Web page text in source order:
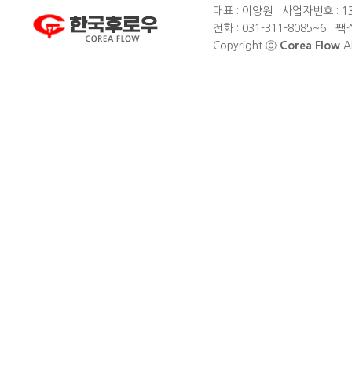
대표 : 이양원 사업자번호 :
전화 : 031-311-8085~6 팩
Copyright ⓒ Corea Flow